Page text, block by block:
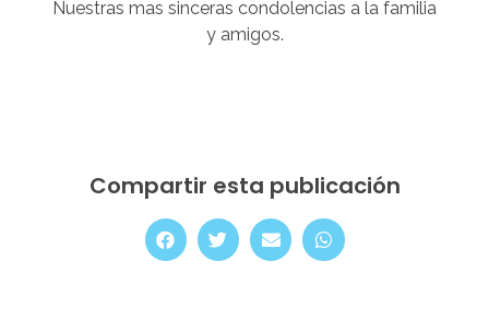
Nuestras mas sinceras condolencias a la familia
y amigos.
Compartir esta publicación